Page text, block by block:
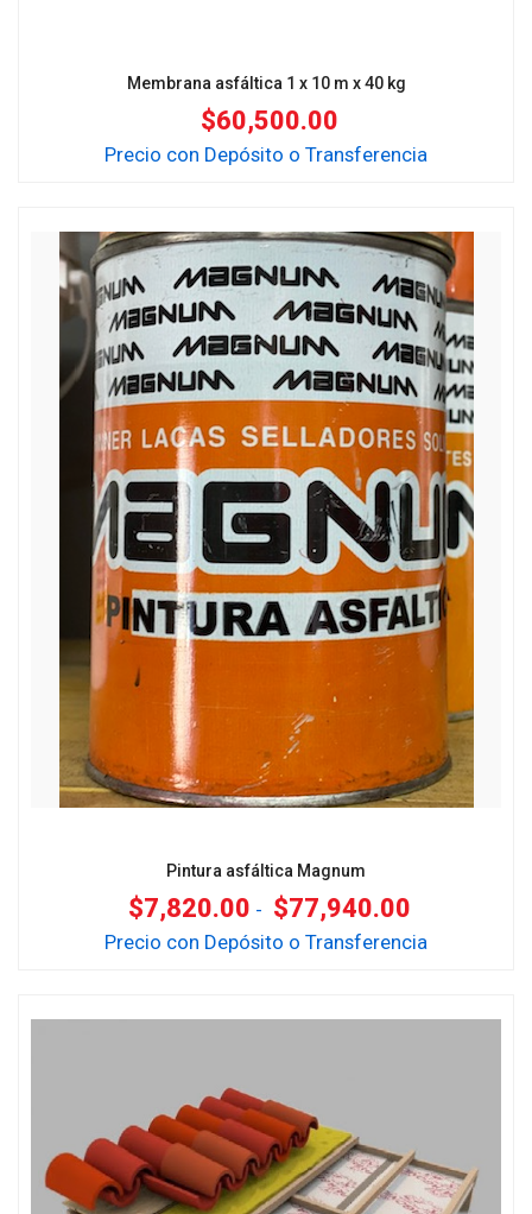
Membrana asfáltica 1 x 10 m x 40 kg
$60,500.00
Precio con Depósito o Transferencia
Pintura asfáltica Magnum
$7,820.00 - $77,940.00
Precio con Depósito o Transferencia